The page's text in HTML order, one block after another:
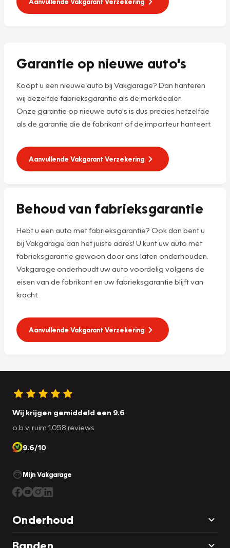
Garantie op nieuwe auto's
Koopt u een nieuwe auto bij Vakgarage? Dan hanteren
wij dezelfde fabrieksgarantie als de merkdealer.
Onze garantie op nieuwe auto's is dus precies hetzelfde
als de garantie die de fabrikant of de importeur hanteert.
Aanvullende Vakgarant Verzekering
Behoud van fabrieksgarantie
Hebt u een auto met fabrieksgarantie? Ook dan bent u
bij Vakgarage aan het juiste adres! U kunt uw auto met
fabrieksgarantie gewoon door ons laten onderhouden.
Vakgarage onderhoudt uw auto voordelig volgens de
eisen van de fabrikant en uw fabrieksgarantie blijft van
kracht.
Aanvullende Vakgarant Verzekering
Wij krijgen gemiddeld een 9.6
o.b.v. ruim 1.058 reviews
9.6/10
Mijn Vakgarage
Onderhoud
Banden